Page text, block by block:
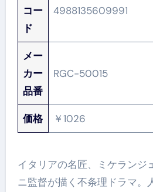
コー
ド
4988135609991
メー
カー
品番
RGC-50015
価格 ￥1026
イタリアの名匠、ミケランジ
ニ監督が描く不条理ドラマ。